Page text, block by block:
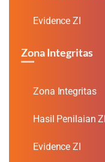
Evidence ZI
Zona Integritas
Zona Integritas
Hasil Penilaian ZI
Evidence ZI